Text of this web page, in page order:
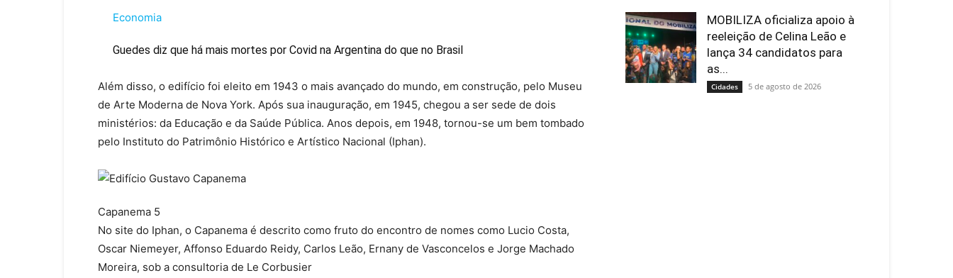
Economia
Guedes diz que há mais mortes por Covid na Argentina do que no Brasil
Além disso, o edifício foi eleito em 1943 o mais avançado do mundo, em construção, pelo Museu
de Arte Moderna de Nova York. Após sua inauguração, em 1945, chegou a ser sede de dois
ministérios: da Educação e da Saúde Pública. Anos depois, em 1948, tornou-se um bem tombado
pelo Instituto do Patrimônio Histórico e Artístico Nacional (Iphan).
Capanema 5
No site do Iphan, o Capanema é descrito como fruto do encontro de nomes como Lucio Costa,
Oscar Niemeyer, Affonso Eduardo Reidy, Carlos Leão, Ernany de Vasconcelos e Jorge Machado
Moreira, sob a consultoria de Le Corbusier
MOBILIZA oficializa apoio à
reeleição de Celina Leão e
lança 34 candidatos para
as...
Cidades 5 de agosto de 2026